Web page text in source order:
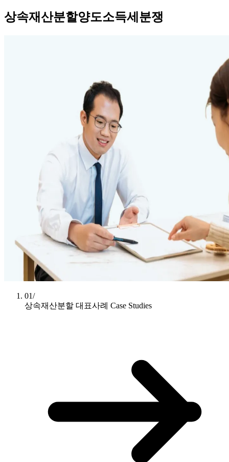
상속재산분할양도소득세분쟁
01/
상속재산분할 대표사례 Case Studies